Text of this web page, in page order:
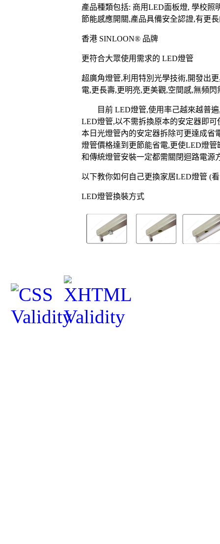
產品種類包括: 商用LED面板燈,學校照
節能感應開關,產品具備安全認證,有更
香港 SINLOON® 品牌
更符合大眾使用需求的 LED燈管
超廣角燈管,利用特別光學技術,開發出
電,更長壽,更明亮,更美觀,空間感,無頻閃
目前 LED燈管,使用率己越來越普遍
LED燈管,以不需拆換原本的安定器即可
本日光燈管內的安定器拆除可更達成省
燈管價格達到更節能省電,更使LED燈管
和傳統燈管安裝一定都需關閉迴路電源
以下教你如何自己更換家居LED燈管 (
LED燈管換裝方式